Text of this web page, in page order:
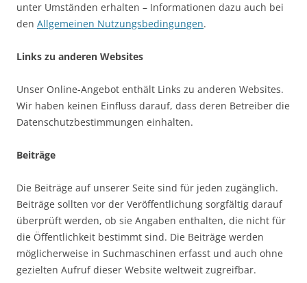
unter Umständen erhalten – Informationen dazu auch bei
den Allgemeinen Nutzungsbedingungen.
Links zu anderen Websites
Unser Online-Angebot enthält Links zu anderen Websites.
Wir haben keinen Einfluss darauf, dass deren Betreiber die
Datenschutzbestimmungen einhalten.
Beiträge
Die Beiträge auf unserer Seite sind für jeden zugänglich.
Beiträge sollten vor der Veröffentlichung sorgfältig darauf
überprüft werden, ob sie Angaben enthalten, die nicht für
die Öffentlichkeit bestimmt sind. Die Beiträge werden
möglicherweise in Suchmaschinen erfasst und auch ohne
gezielten Aufruf dieser Website weltweit zugreifbar.